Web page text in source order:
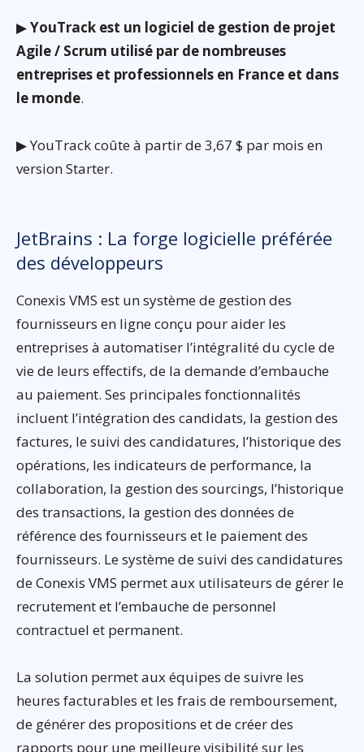
▶YouTrack est un logiciel de gestion de projet
Agile / Scrum utilisé par de nombreuses
entreprises et professionnels en France et dans
le monde.
▶ YouTrack coûte à partir de 3,67 $ par mois en
version Starter.
JetBrains : La forge logicielle préférée
des développeurs
Conexis VMS est un système de gestion des
fournisseurs en ligne conçu pour aider les
entreprises à automatiser l’intégralité du cycle de
vie de leurs effectifs, de la demande d’embauche
au paiement. Ses principales fonctionnalités
incluent l’intégration des candidats, la gestion des
factures, le suivi des candidatures, l’historique des
opérations, les indicateurs de performance, la
collaboration, la gestion des sourcings, l’historique
des transactions, la gestion des données de
référence des fournisseurs et le paiement des
fournisseurs. Le système de suivi des candidatures
de Conexis VMS permet aux utilisateurs de gérer le
recrutement et l’embauche de personnel
contractuel et permanent.
La solution permet aux équipes de suivre les
heures facturables et les frais de remboursement,
de générer des propositions et de créer des
rapports pour une meilleure visibilité sur les